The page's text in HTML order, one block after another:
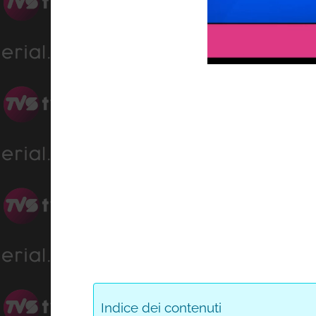
Unmute
0%
Progress:
0%
Indice dei contenuti